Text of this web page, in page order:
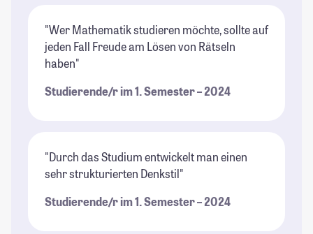
"Wer Mathematik studieren möchte, sollte auf
jeden Fall Freude am Lösen von Rätseln
haben"
Studierende/r im 1. Semester – 2024
"Durch das Studium entwickelt man einen
sehr strukturierten Denkstil"
Studierende/r im 1. Semester – 2024